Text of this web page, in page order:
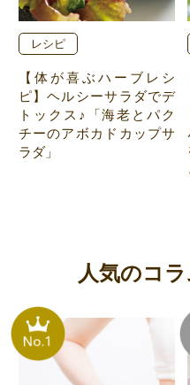
レシピ
【体が喜ぶハーブレシ
ピ】ヘルシーサラダでデ
トックス♪「海老とパク
チーのアボカドカップサ
ラダ」
人気のコ